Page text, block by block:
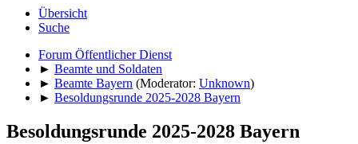
Übersicht
Suche
Forum Öffentlicher Dienst
► Beamte und Soldaten
► Beamte Bayern (Moderator: Unknown)
► Besoldungsrunde 2025-2028 Bayern
Besoldungsrunde 2025-2028 Bayern